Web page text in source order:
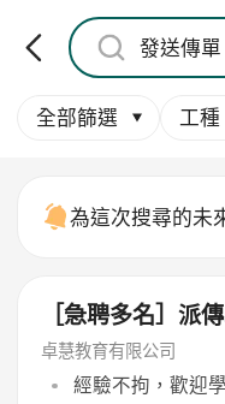
全部篩選 工種
為這次搜尋的未
［急聘多名］派
卓慧教育有限公司
經驗不拘，歡迎